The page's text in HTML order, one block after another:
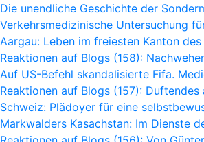
Die unendliche Geschichte der
Verkehrsmedizinische Untersuchung
Aargau: Leben im freiesten Kanton
Reaktionen auf Blogs (158):
Auf US-Befehl skandalisierte Fifa.
Reaktionen auf Blogs (157):
Schweiz: Plädoyer für eine
Markwalders Kasachstan: Im Dienste